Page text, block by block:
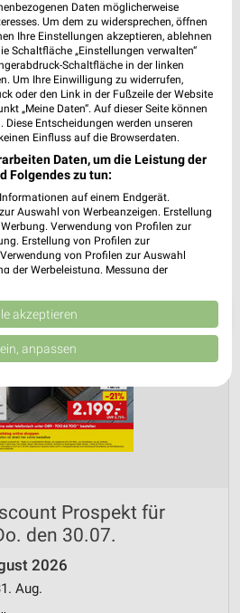
Themen entdecken!
Prospekt für
den 30.07.
2026
Aug.
Daten möglicherweise
Um dem zu widersprechen, öffnen
Ihre Einstellungen akzeptieren, ablehnen
Schaltfläche „Einstellungen verwalten“
Schaltfläche in der linken
Um Ihre Einwilligung zu widerrufen,
oder den Link in der Fußzeile der Website
„Meine Daten“. Auf dieser Seite können
Entscheidungen werden unseren
Einfluss auf die Browserdaten.
Daten, um die Leistung der
Folgendes zu tun:
auf einem Endgerät.
Auswahl von Werbeanzeigen. Erstellung
Verwendung von Profilen zur
Erstellung von Profilen zur
von Profilen zur Auswahl
der Werbeleistung. Messung der
Quellen. Entwicklung und
reduzierter Daten zur Auswahl
Union weitergegeben und in die
Anbieter)
Zwecke:
zur Auswahl von
personalisierte
akzeptieren
anpassen